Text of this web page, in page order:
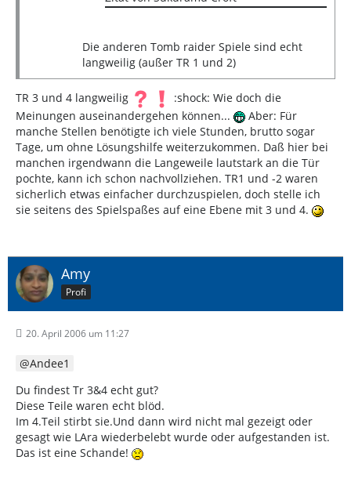
Die anderen Tomb raider Spiele sind echt
langweilig (außer TR 1 und 2)
TR 3 und 4 langweilig
:shock: Wie doch die
Meinungen auseinandergehen können...
Aber: Für
manche Stellen benötigte ich viele Stunden, brutto sogar
Tage, um ohne Lösungshilfe weiterzukommen. Daß hier bei
manchen irgendwann die Langeweile lautstark an die Tür
pochte, kann ich schon nachvollziehen. TR1 und -2 waren
sicherlich etwas einfacher durchzuspielen, doch stelle ich
sie seitens des Spielspaßes auf eine Ebene mit 3 und 4.
Amy
Profi
20. April 2006 um 11:27
Andee1
Du findest Tr 3&4 echt gut?
Diese Teile waren echt blöd.
Im 4.Teil stirbt sie.Und dann wird nicht mal gezeigt oder
gesagt wie LAra wiederbelebt wurde oder aufgestanden ist.
Das ist eine Schande!